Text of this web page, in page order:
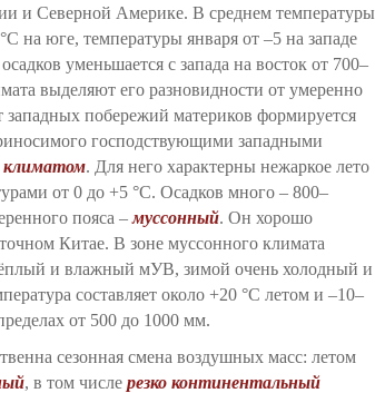
и Северной Америке. В среднем температуры
на юге, температуры января от –5 на западе
уменьшается с запада на восток от 700–
выделяют его разновидности от умеренно
западных побережий материков формируется
господствующими западными
климатом. Для него характерны нежаркое лето
от 0 до +5 °С. Осадков много – 800–
пояса –муссонный. Он хорошо
Китае. В зоне муссонного климата
и влажный мУВ, зимой очень холодный и
составляет около +20 °С летом и –10–
от 500 до 1000 мм.
сезонная смена воздушных масс: летом
, в том числе резко континентальный